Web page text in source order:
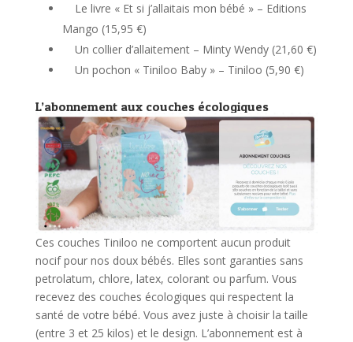
Le livre « Et si j’allaitais mon bébé » – Editions
Mango (15,95 €)
Un collier d’allaitement – Minty Wendy (21,60 €)
Un pochon « Tiniloo Baby » – Tiniloo (5,90 €)
L’abonnement aux couches écologiques
Ces couches Tiniloo ne comportent aucun produit
nocif pour nos doux bébés. Elles sont garanties sans
petrolatum, chlore, latex, colorant ou parfum. Vous
recevez des couches écologiques qui respectent la
santé de votre bébé. Vous avez juste à choisir la taille
(entre 3 et 25 kilos) et le design. L’abonnement est à